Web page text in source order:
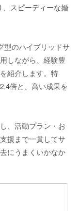
スピーディーな婚
型のハイブリッドサ
しながら、経験豊
紹介します。特
倍と、高い成果を
、活動プラン・お
援まで一貫してサ
にうまくいかなか